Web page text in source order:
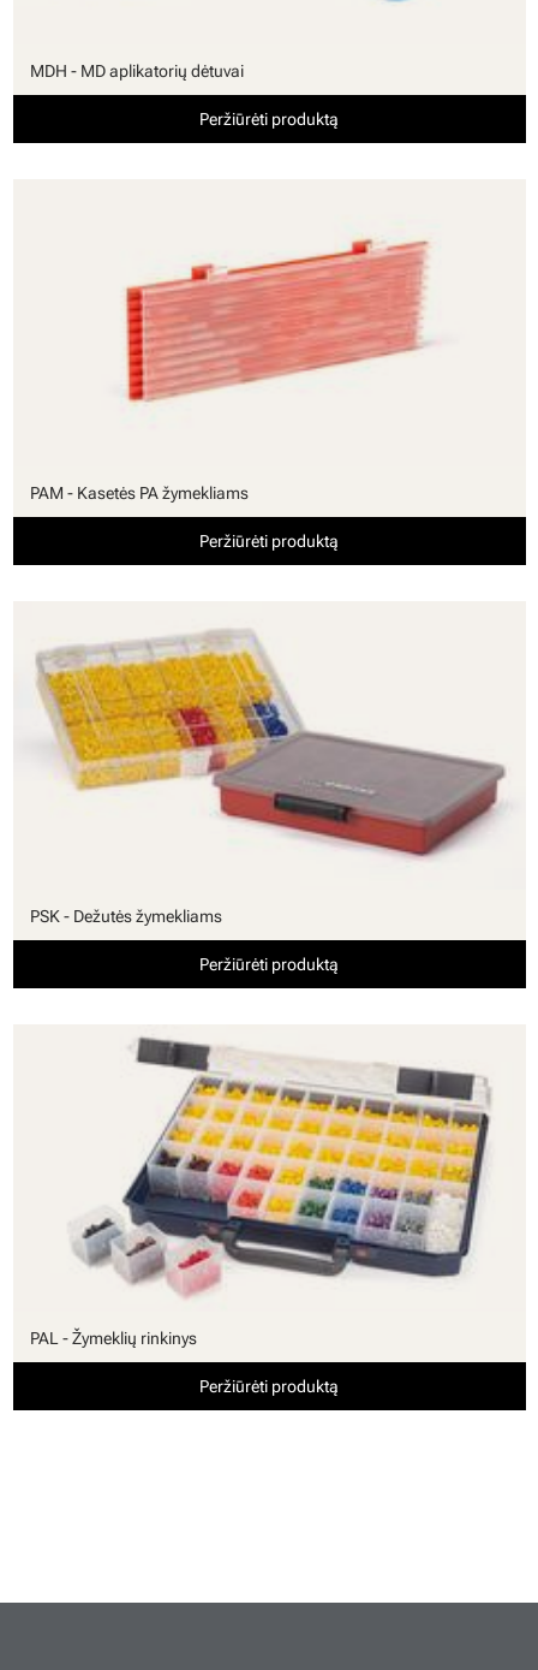
MDH - MD aplikatorių dėtuvai
Peržiūrėti produktą
PAM - Kasetės PA žymekliams
Peržiūrėti produktą
PSK - Dežutės žymekliams
Peržiūrėti produktą
PAL - Žymeklių rinkinys
Peržiūrėti produktą